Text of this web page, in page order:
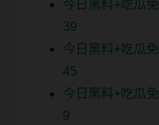
今日黑料+吃瓜
39
今日黑料+吃瓜
45
今日黑料+吃瓜
9